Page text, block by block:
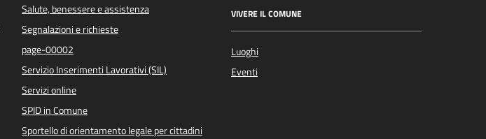
Salute, benessere e assistenza
Segnalazioni e richieste
page-00002
Servizio Inserimenti Lavorativi (SIL)
Servizi online
SPID in Comune
Sportello di orientamento legale per cittadini
VIVERE IL COMUNE
Luoghi
Eventi